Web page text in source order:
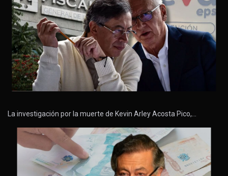
La investigación por la muerte de Kevin Arley Acosta Pico,…